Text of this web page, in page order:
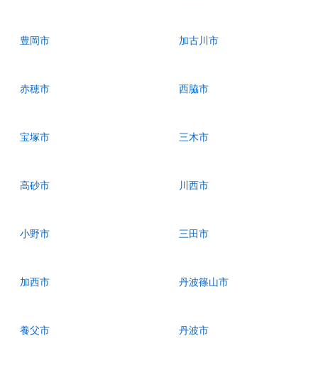
豊岡市 加古川市
赤穂市 西脇市
宝塚市 三木市
高砂市 川西市
小野市 三田市
加西市 丹波篠山市
養父市 丹波市